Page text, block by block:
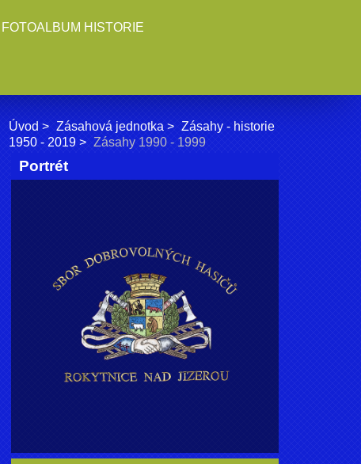
FOTOALBUM HISTORIE
Úvod Zásahová jednotka
Zásahy - historie
1950 - 2019
Zásahy 1990 - 1999
Portrét